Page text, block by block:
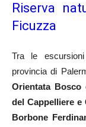
Riserva
Ficuzza
Tra le
provincia di
Orientata Bosco
del Cappelliere e
Borbone